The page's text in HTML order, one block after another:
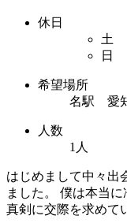
休日
土
日
希望場所
名駅 愛
人数
1人
はじめまして中々出
ました。 僕は本当
真剣に交際を求めて